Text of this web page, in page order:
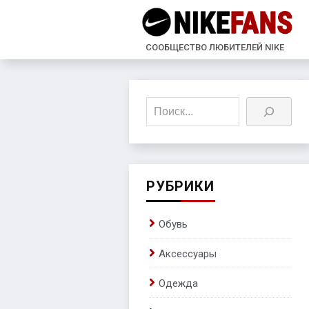
СООБЩЕСТВО ЛЮБИТЕЛЕЙ NIKE
Поиск
РУБРИКИ
Обувь
Аксессуары
Одежда